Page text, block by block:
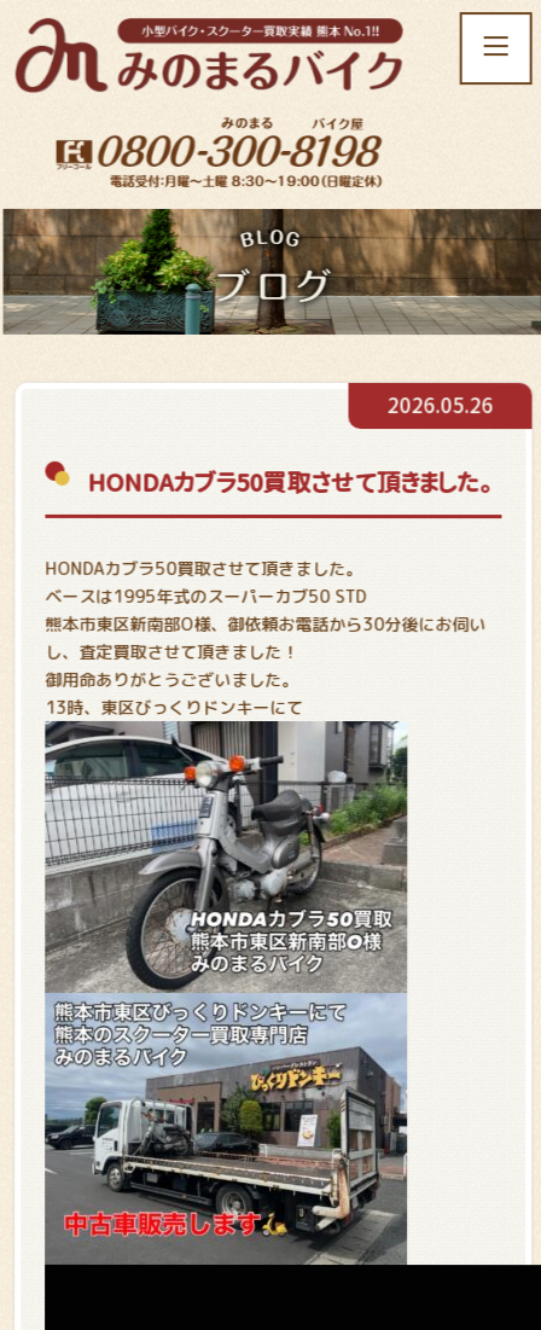
t
o
n
a
v
i
g
t
o
HONDAカブラ50買取させて頂きました。
2026.05.26
HONDAカブラ50買取させて頂きました。
ベースは1995年式のスーパーカブ50 STD
熊本市東区新南部O様、御依頼お電話から30分後にお伺い
し、査定買取させて頂きました！
御用命ありがとうございました。
13時、東区びっくりドンキーにて